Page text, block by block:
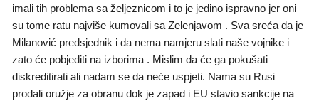
imali tih problema sa željeznicom i to je jedino ispravno jer oni
su tome ratu najviše kumovali sa Zelenjavom . Sva sreća da je
Milanović predsjednik i da nema namjeru slati naše vojnike i
zato će pobjediti na izborima . Mislim da će ga pokušati
diskreditirati ali nadam se da neće uspjeti. Nama su Rusi
prodali oružje za obranu dok je zapad i EU stavio sankcije na